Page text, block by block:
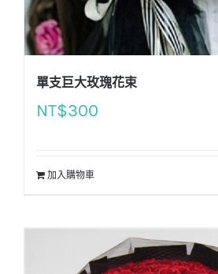
單支巨大玫瑰花束
NT$300
加入購物車